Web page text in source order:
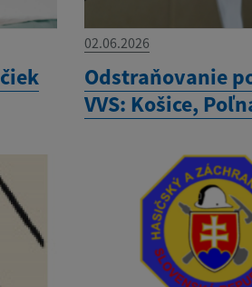
02.06.2026
Odstraňovanie
VVS: Košice,